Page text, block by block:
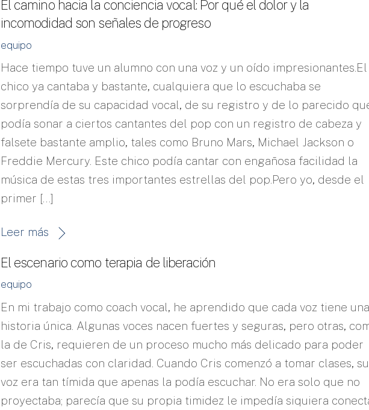
El camino hacia la conciencia vocal: Por qué el dolor y la
incomodidad son señales de progreso
equipo
Hace tiempo tuve un alumno con una voz y un oído impresionantes.El
chico ya cantaba y bastante, cualquiera que lo escuchaba se
sorprendía de su capacidad vocal, de su registro y de lo parecido
podía sonar a ciertos cantantes del pop con un registro de cabeza y
falsete bastante amplio, tales como Bruno Mars, Michael Jackson o
Freddie Mercury. Este chico podía cantar con engañosa facilidad la
música de estas tres importantes estrellas del pop.Pero yo, desde el
primer […]
Leer más
El escenario como terapia de liberación
equipo
En mi trabajo como coach vocal, he aprendido que cada voz tiene una
historia única. Algunas voces nacen fuertes y seguras, pero otras,
la de Cris, requieren de un proceso mucho más delicado para poder
ser escuchadas con claridad. Cuando Cris comenzó a tomar clases, su
voz era tan tímida que apenas la podía escuchar. No era solo que no
proyectaba; parecía que su propia timidez le impedía siquiera